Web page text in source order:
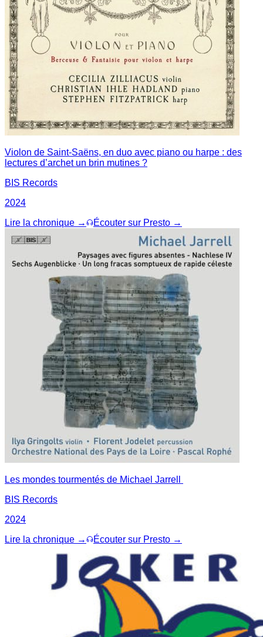
Violon de Saint-Saëns, en duo avec piano ou harpe : des
lectures d’archet un brin mutines ?
BIS Records
2024
Lire la chronique →
Écouter sur Presto →
Les mondes tourmentés de Michael Jarrell
BIS Records
2024
Lire la chronique →
Écouter sur Presto →